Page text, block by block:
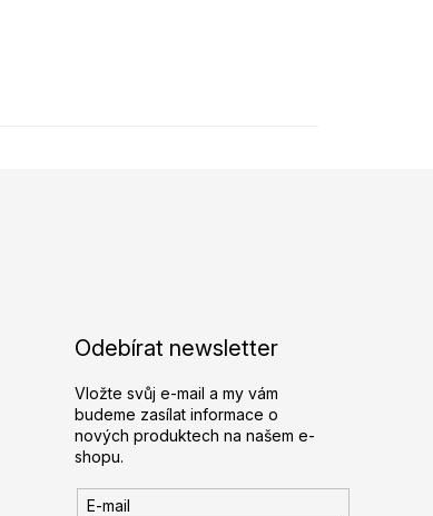
Odebírat newsletter
Vložte svůj e-mail a my vám
budeme zasílat informace o
nových produktech na našem e-
shopu.
E-mail